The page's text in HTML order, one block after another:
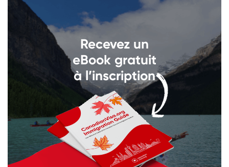
Recevez un
eBook gratuit
à l’inscription
Llámenos al +1 604 449 1200